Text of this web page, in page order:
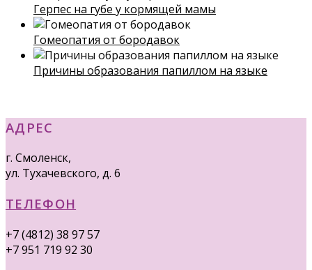
Герпес на губе у кормящей мамы
Гомеопатия от бородавок
Причины образования папиллом на языке
АДРЕС
г. Смоленск,
ул. Тухачевского, д. 6
ТЕЛЕФОН
+7 (4812) 38 97 57
+7 951 719 92 30